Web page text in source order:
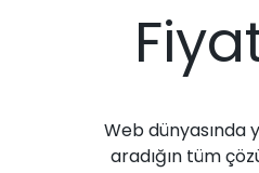
Web dünyasında
aradığın tüm